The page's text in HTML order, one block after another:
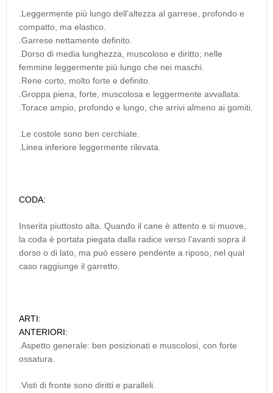
.Leggermente più lungo dell’altezza al garrese, profondo e
compatto, ma elastico.
.Garrese nettamente definito.
.Dorso di media lunghezza, muscoloso e diritto; nelle
femmine leggermente più lungo che nei maschi.
.Rene corto, molto forte e definito.
.Groppa piena, forte, muscolosa e leggermente avvallata.
.Torace ampio, profondo e lungo, che arrivi almeno ai gomiti.
.Le costole sono ben cerchiate.
.Linea inferiore leggermente rilevata.
CODA:
Inserita piuttosto alta. Quando il cane è attento e si muove,
la coda è portata piegata dalla radice verso l’avanti sopra il
dorso o di lato, ma può essere pendente a riposo, nel qual
caso raggiunge il garretto.
ARTI:
ANTERIORI:
.Aspetto generale: ben posizionati e muscolosi, con forte
ossatura.
.Visti di fronte sono diritti e paralleli.